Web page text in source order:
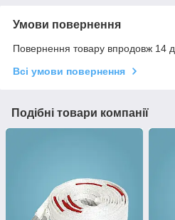
Умови повернення
Повернення товару впродовж 14
Всі умови повернення
Подібні товари компанії